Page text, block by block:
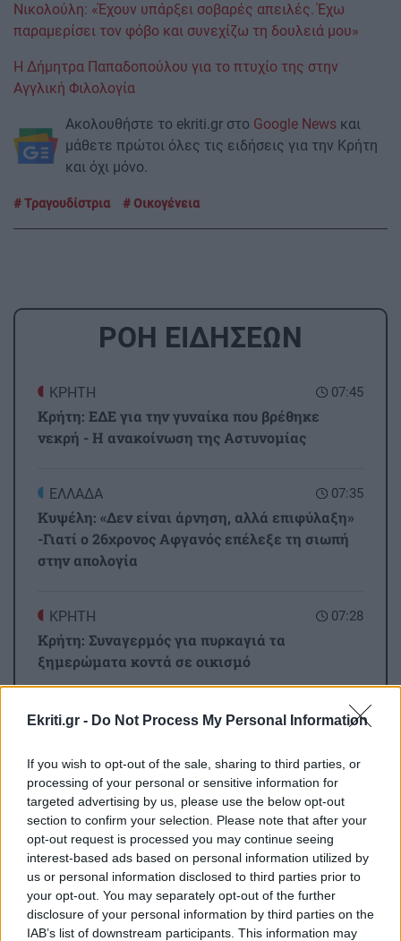
Ekriti.gr - Do Not Process My Personal Information
If you wish to opt-out of the sale, sharing to third parties, or
processing of your personal or sensitive information for
targeted advertising by us, please use the below opt-out
section to confirm your selection. Please note that after your
opt-out request is processed you may continue seeing
interest-based ads based on personal information utilized by
us or personal information disclosed to third parties prior to
your opt-out. You may separately opt-out of the further
disclosure of your personal information by third parties on the
IAB’s list of downstream participants. This information may
Νικολούλη: «Έχουν υπάρξει σοβαρές απειλές. Έχω
παραμερίσει τον φόβο και συνεχίζω τη δουλειά μου»
H Δήμητρα Παπαδοπούλου για το πτυχίο της στην
Αγγλική Φιλολογία
Ακολουθήστε το ekriti.gr στο Google News και
μάθετε πρώτοι όλες τις ειδήσεις για την Κρήτη
και όχι μόνο.
Τραγουδίστρια Οικογένεια
ΡΟΗ ΕΙΔΗΣΕΩΝ
07:45
ΚΡΗΤΗ
Κρήτη: ΕΔΕ για την γυναίκα που βρέθηκε
νεκρή - Η ανακοίνωση της Αστυνομίας
07:35
ΕΛΛΑΔΑ
Κυψέλη: «Δεν είναι άρνηση, αλλά επιφύλαξη»
-Γιατί ο 26χρονος Αφγανός επέλεξε τη σιωπή
στην απολογία
07:28
ΚΡΗΤΗ
Κρήτη: Συναγερμός για πυρκαγιά τα
ξημερώματα κοντά σε οικισμό
07:15
ΚΟΣΜΟΣ
εικονική αερομαχία σε μία ημέρα
07:00
GOSSIP - LIFESTYLE
Να ταξιδεύει μες στη θάλασσα η ψυχή (φωτο)
00:00
ΣΧΕΣΕΙΣ ΚΑΙ SEX
Χρήματα και σχέση: Πώς να μιλήσετε χωρίς να
Όλες οι ειδήσεις
ΠΕΡΙΣΣΟΤΕΡΑ